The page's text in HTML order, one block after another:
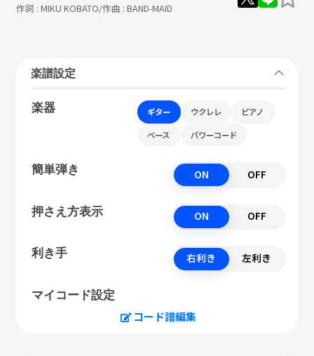
作詞 : MIKU KOBATO/作曲 : BAND-MAID
楽譜設定
楽器 ギター ウクレレ ピアノ
ベース パワーコード
簡単弾き ON OFF
押さえ方表示 ON OFF
利き手 右利き 左利き
マイコード設定
コード譜編集